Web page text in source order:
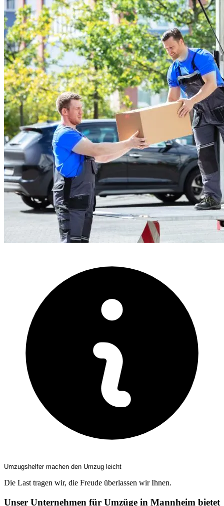
Umzugshelfer machen den Umzug leicht
Die Last tragen wir, die Freude überlassen wir Ihnen.
Unser Unternehmen für Umzüge in Mannheim bietet